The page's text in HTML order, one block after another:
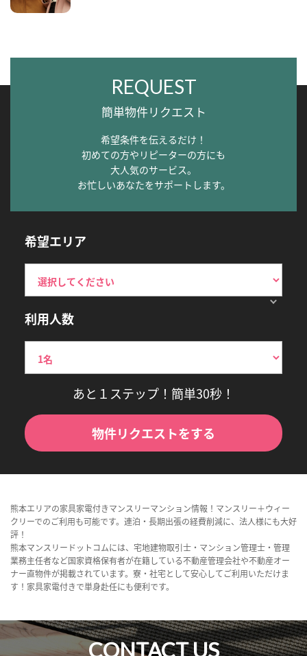
REQUEST
簡単物件リクエスト
希望条件を伝えるだけ！
初めての方やリピーターの方にも
大人気のサービス。
お忙しいあなたをサポートします。
希望エリア
利用人数
あと１ステップ！簡単30秒！
物件リクエストをする
熊本エリアの家具家電付きマンスリーマンション情報！マンスリー＋ウィー
クリーでのご利用も可能です。連泊・長期出張の経費削減に、法人様にも大好
評！
熊本マンスリードットコムには、宅地建物取引士・マンション管理士・管理
業務主任者など国家資格保有者が在籍している不動産管理会社や不動産オー
ナー直物件が掲載されています。寮・社宅として安心してご利用いただけま
す！家具家電付きで単身赴任にも便利です。
CONTACT US